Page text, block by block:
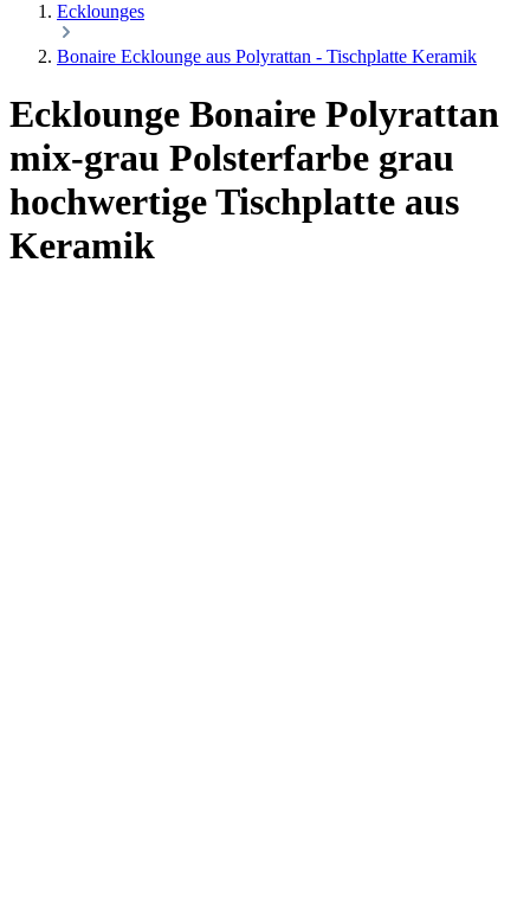
Ecklounges
Bonaire Ecklounge aus Polyrattan - Tischplatte Keramik
Ecklounge Bonaire Polyrattan
mix-grau Polsterfarbe grau
hochwertige Tischplatte aus
Keramik